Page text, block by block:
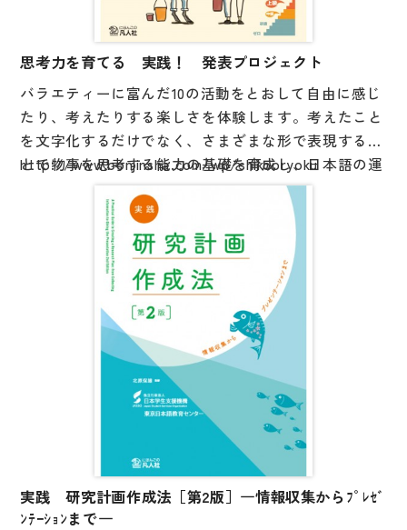
思考力を育てる 実践！ 発表プロジェクト
バラエティーに富んだ10の活動をとおして自由に感じ
たり、考えたりする楽しさを体験します。考えたこと
を文字化するだけでなく、さまざまな形で表現するこ
とで物事を思考する能力の基礎を育成し、日本語の運
用力や語学感覚を磨きます。中級から上級日本語学習
者の教材や大学等の初年次教育の教材に最適です。
第1課 絵を読む
第2課 詩を描く
第3課 映画をみる
第4課 日程表を作る
第5課 防災マニュアルを創る
第6課 ニュースを伝える
第7課 紹介動画を制作する
http://www.bonjinsha.com/wp/shikooryoku
実践 研究計画作成法［第2版］―情報収集からﾌﾟﾚｾﾞ
ﾝﾃｰｼｮﾝまで―